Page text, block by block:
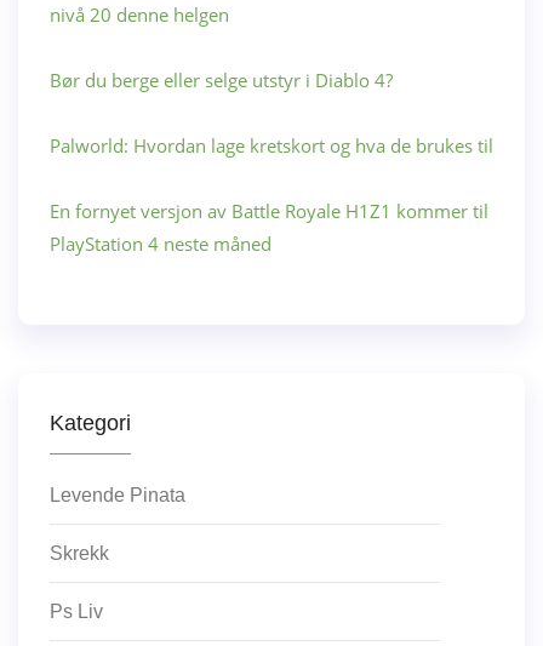
nivå 20 denne helgen
Bør du berge eller selge utstyr i Diablo 4?
Palworld: Hvordan lage kretskort og hva de brukes til
En fornyet versjon av Battle Royale H1Z1 kommer til
PlayStation 4 neste måned
Kategori
Levende Pinata
Skrekk
Ps Liv